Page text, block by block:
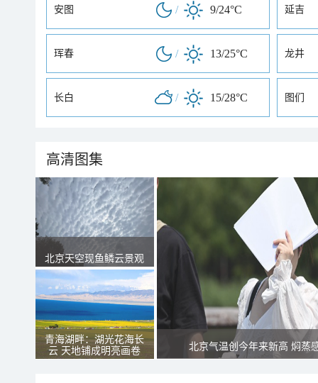
安图 / 9/24°C 延吉
珲春 / 13/25°C 龙井
长白 / 15/28°C 图们
高清图集
北京天空现鱼鳞云景观
青海湖畔：湖光花海长
云 天地铺成明亮画卷
北京气温创今年来新高 焖蒸